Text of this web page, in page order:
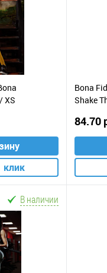
XS
клик
Bona
Shake
84.70
В наличии